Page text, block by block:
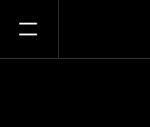
Open Menu